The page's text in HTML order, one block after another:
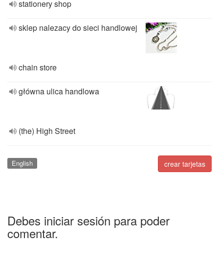
stationery shop
sklep nalezacy do sieci handlowej
chain store
główna ulica handlowa
(the) High Street
crear tarjetas
English
Debes iniciar sesión para poder
comentar.